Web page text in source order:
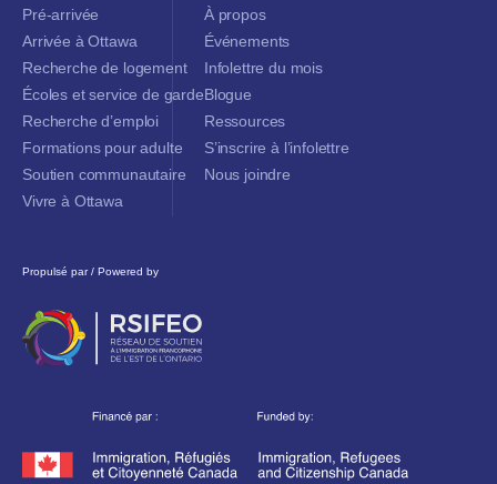
Pré-arrivée
Arrivée à Ottawa
Recherche de logement
Écoles et service de garde
Recherche d’emploi
Formations pour adulte
Soutien communautaire
Vivre à Ottawa
À propos
Événements
Infolettre du mois
Blogue
Ressources
S’inscrire à l’infolettre
Nous joindre
Propulsé par / Powered by